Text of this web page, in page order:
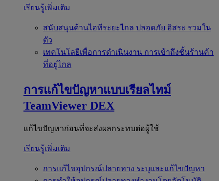
เรียนรู้เพิ่มเติม
สนับสนุนด้านไอทีระยะไกล ปลอดภัย อิสระ รวมใน
ตัว
เทคโนโลยีเพื่อการดำเนินงาน การเข้าถึงชั้นร้านค้า
ที่อยู่ไกล
การแก้ไขปัญหาแบบเรียลไทม์
TeamViewer DEX
แก้ไขปัญหาก่อนที่จะส่งผลกระทบต่อผู้ใช้
เรียนรู้เพิ่มเติม
การแก้ไขอุปกรณ์ปลายทาง ระบุและแก้ไขปัญหา